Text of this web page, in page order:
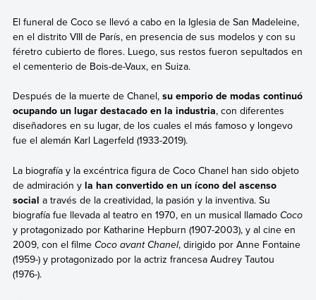
El funeral de Coco se llevó a cabo en la Iglesia de San Madeleine,
en el distrito VIII de París, en presencia de sus modelos y con su
féretro cubierto de flores. Luego, sus restos fueron sepultados en
el cementerio de Bois-de-Vaux, en Suiza.
Después de la muerte de Chanel,su emporio de modas continuó
ocupando un lugar destacado en la industria, con diferentes
diseñadores en su lugar, de los cuales el más famoso y longevo
fue el alemán Karl Lagerfeld (1933-2019).
La biografía y la excéntrica figura de Coco Chanel han sido objeto
de admiración yla han convertido en un ícono del ascenso
social a través de la creatividad, la pasión y la inventiva. Su
biografía fue llevada al teatro en 1970, en un musical llamado Coco
y protagonizado por Katharine Hepburn (1907-2003), y al cine en
2009, con el filme Coco avant Chanel, dirigido por Anne Fontaine
(1959-) y protagonizado por la actriz francesa Audrey Tautou
(1976-).